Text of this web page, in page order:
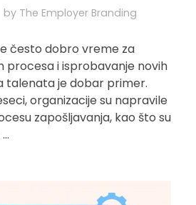
by The Employer Branding
često dobro vreme za
procesa i isprobavanje novih
talenata je dobar primer.
organizacije su napravile
zapošljavanja, kao što su